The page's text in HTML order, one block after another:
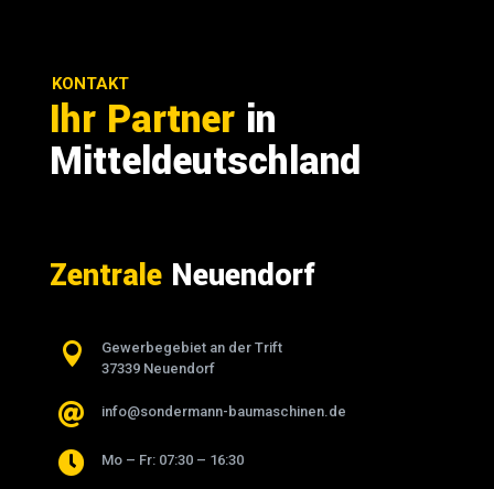
KONTAKT
Ihr Partner in
Mitteldeutschland
ZentraleNeuendorf

Gewerbegebiet an der Trift
37339 Neuendorf
 info@sondermann-baumaschinen.de
 Mo – Fr: 07:30 – 16:30